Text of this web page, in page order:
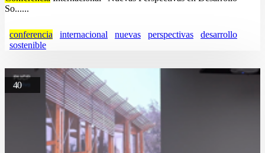
So......
conferencia internacional nuevas perspectivas
desarrollo
sostenible
40